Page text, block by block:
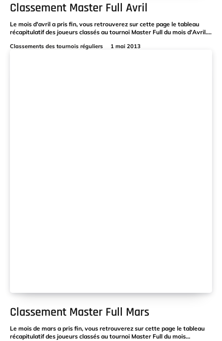
Classement Master Full Avril
Le mois d'avril a pris fin, vous retrouverez sur cette page le tableau
récapitulatif des joueurs classés au tournoi Master Full du mois d'Avril....
Classements des tournois réguliers 1 mai 2013
Classement Master Full Mars
Le mois de mars a pris fin, vous retrouverez sur cette page le tableau
récapitulatif des joueurs classés au tournoi Master Full du mois...